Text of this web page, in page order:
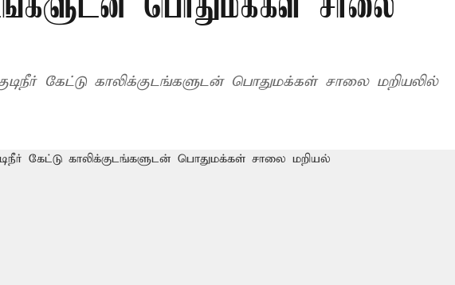
கேட்டு காலிக்குடங்களுடன் பொதுமக்கள் சாலை மறியலில்